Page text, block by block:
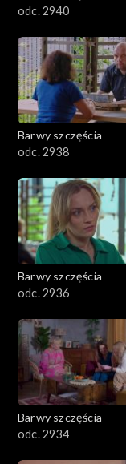
odc. 2940
Barwy szczęścia
odc. 2938
Barwy szczęścia
odc. 2936
Barwy szczęścia
odc. 2934